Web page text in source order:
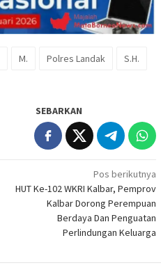
M. Polres Landak
S.H.
SEBARKAN
Pos berikutnya
HUT Ke-102 WKRI Kalbar, Pemprov
Kalbar Dorong Perempuan
Berdaya Dan Penguatan
Perlindungan Keluarga